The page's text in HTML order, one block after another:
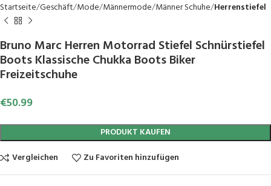
Startseite Geschäft Mode Männermode Männer Schuhe Herrenstiefel
Bruno Marc Herren Motorrad Stiefel Schnürstiefel
Boots Klassische Chukka Boots Biker
Freizeitschuhe
€50.99
PRODUKT KAUFEN
Vergleichen
Zu Favoriten hinzufügen